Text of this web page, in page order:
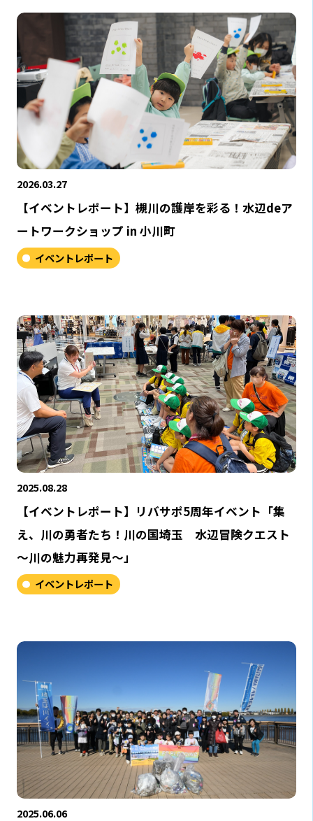
2026.03.27
【イベントレポート】槻川の護岸を彩る！水辺deア
ートワークショップ in 小川町
イベントレポート
2025.08.28
【イベントレポート】リバサポ5周年イベント「集
え、川の勇者たち！川の国埼玉 水辺冒険クエスト
～川の魅力再発見～」
イベントレポート
2025.06.06